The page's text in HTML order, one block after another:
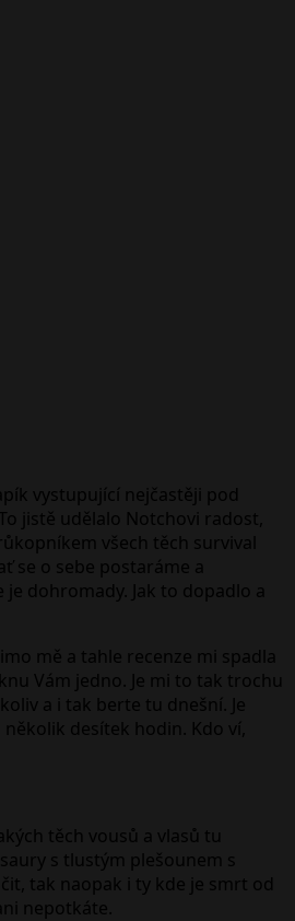
vystupující nejčastěji pod
jistě udělalo Notchovi radost,
všech těch survival
se o sebe postaráme a
dohromady. Jak to dopadlo a
mě a tahle recenze mi spadla
Vám jedno. Je mi to tak trochu
a i tak berte tu dnešní. Je
desítek hodin. Kdo ví,
těch vousů a vlasů tu
s tlustým plešounem s
tak naopak i ty kde je smrt od
nepotkáte.